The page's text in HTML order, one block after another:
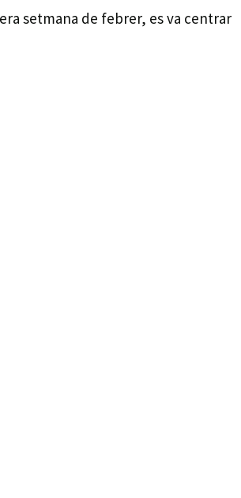
setmana de febrer, es va centrar